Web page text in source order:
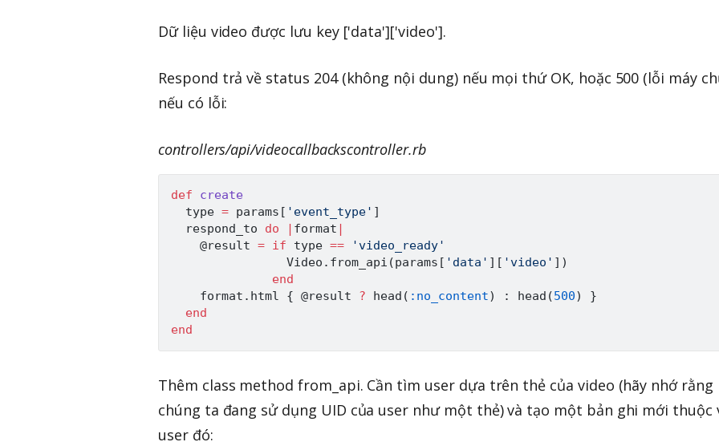
Dữ liệu video được lưu key ['data']['video'].
Respond trả về status 204 (không nội dung) nếu mọi thứ OK, hoặc 500 (lỗi máy
nếu có lỗi:
controllers/api/videocallbackscontroller.rb
def
create
  type
= params [ 'event_type' ]
  respond_to
do | format |
@result = if type ==
'video_ready'
Video . from_api (params [ 'data' ] [ 'video' ] )
end
    format
. html { @result ? head ( :no_content) : head (500)
}
end
end
Thêm class method from_api. Cần tìm user dựa trên thẻ của video (hãy nhớ rằng
chúng ta đang sử dụng UID của user như một thẻ) và tạo một bản ghi mới thuộc
user đó: